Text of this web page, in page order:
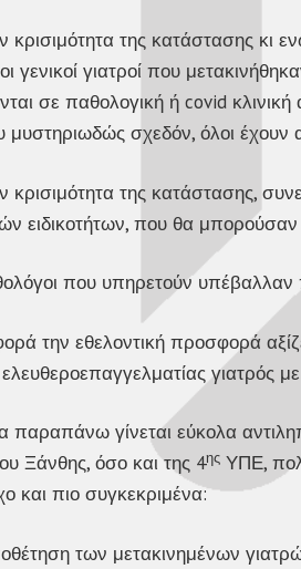
κρισιμότητα της κατάστασης κι
γενικοί γιατροί που
σε παθολογική ή covid
μυστηριωδώς σχεδόν, όλοι
της κατάστασης,
ειδικοτήτων, που θα
που υπηρετούν υπέβαλλαν
την εθελοντική προσφορά
γιατρός
παραπάνω γίνεται εύκολα
Ξάνθης, όσο και της 4ης ΥΠΕ,
και πιο συγκεκριμένα:
των μετακινημένων